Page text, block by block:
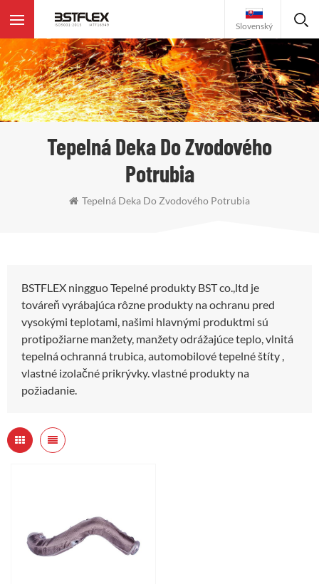
Slovenský
Tepelná Deka Do Zvodového
Potrubia
Tepelná Deka Do Zvodového Potrubia
BSTFLEX ningguo Tepelné produkty BST co.,ltd je
továreň vyrábajúca rôzne produkty na ochranu pred
vysokými teplotami, našimi hlavnými produktmi sú
protipožiarne manžety, manžety odrážajúce teplo, vlnitá
tepelná ochranná trubica, automobilové tepelné štíty ,
vlastné izolačné prikrývky. vlastné produkty na
požiadanie.